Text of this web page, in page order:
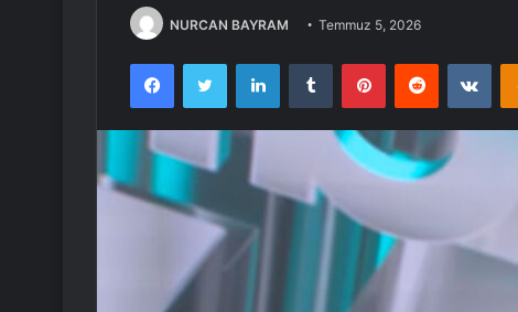
NURCAN BAYRAM Temmuz 5, 2026
FacebookTwitter LinkedInTumblr PinterestReddit